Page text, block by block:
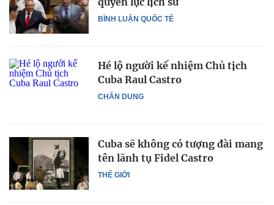
BÌNH LUẬN QUỐC TẾ
CHÂN DUNG
Hé lộ người kế nhiệm Chủ tịch
Cuba Raul Castro
THẾ GIỚI
Cuba sẽ không có tượng đài mang
tên lãnh tụ Fidel Castro